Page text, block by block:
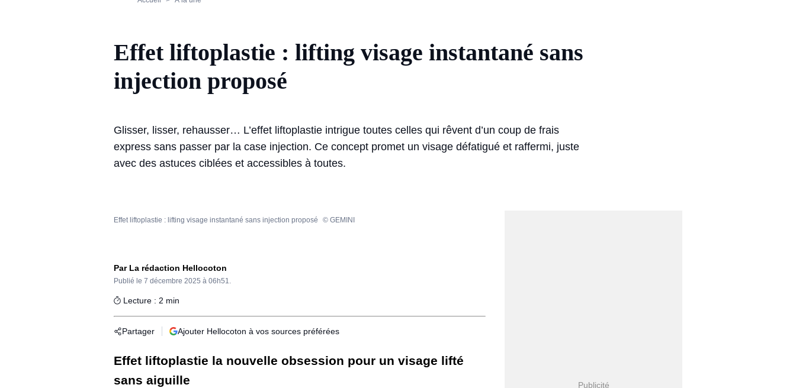
Effet liftoplastie : lifting visage instantané sans
injection proposé
Glisser, lisser, rehausser… L’effet liftoplastie intrigue toutes celles qui rêvent d’un coup de frais
express sans passer par la case injection. Ce concept promet un visage défatigué et raffermi, juste
avec des astuces ciblées et accessibles à toutes.
Effet liftoplastie : lifting visage instantané sans injection proposé © GEMINI
Par La rédaction Hellocoton
Publié le 7 décembre 2025 à 06h51.
Lecture : 2 min
Partager Ajouter Hellocoton à vos sources préférées
Effet liftoplastie la nouvelle obsession pour un visage lifté
sans aiguille